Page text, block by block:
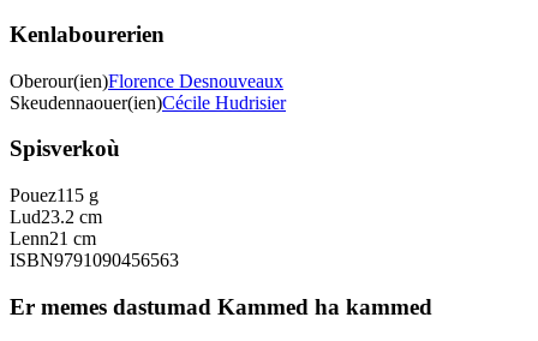
Kenlabourerien
Oberour(ien)Florence Desnouveaux
Skeudennaouer(ien)Cécile Hudrisier
Spisverkoù
Pouez115 g
Lud23.2 cm
Lenn21 cm
ISBN9791090456563
Er memes dastumad Kammed ha kammed